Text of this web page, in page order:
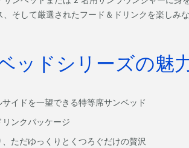
そして厳選されたフード＆ドリンクを楽しみ
ッドシリーズの魅
イドを一望できる特等席サンベッド
ンクパッケージ
ただゆっくりとくつろぐだけの贅沢